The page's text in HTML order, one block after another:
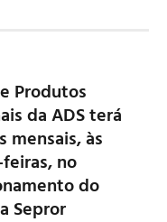
Produtos
da ADS terá
mensais, às
no
do
Sepror